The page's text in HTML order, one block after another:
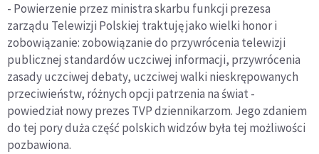
- Powierzenie przez ministra skarbu funkcji prezesa
zarządu Telewizji Polskiej traktuję jako wielki honor i
zobowiązanie: zobowiązanie do przywrócenia telewizji
publicznej standardów uczciwej informacji, przywrócenia
zasady uczciwej debaty, uczciwej walki nieskrępowanych
przeciwieństw, różnych opcji patrzenia na świat -
powiedział nowy prezes TVP dziennikarzom. Jego zdaniem
do tej pory duża część polskich widzów była tej możliwości
pozbawiona.